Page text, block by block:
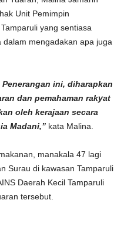
Unit Pemimpin
yang sentiasa
mengadakan apa juga
Penerangan ini, diharapkan
dan pemahaman rakyat
oleh kerajaan secara
Madani,” kata Malina.
manakala 47 lagi
Surau di kawasan Tamparuli
Daerah Kecil Tamparuli
tersebut.